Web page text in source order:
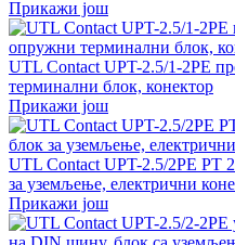
Прикажи још
UTL Contact UPT-2.5/1-2PE
терминални блок, конектор
Прикажи још
UTL Contact UPT-2.5/2PE PT
за уземљење, електрични
Прикажи још